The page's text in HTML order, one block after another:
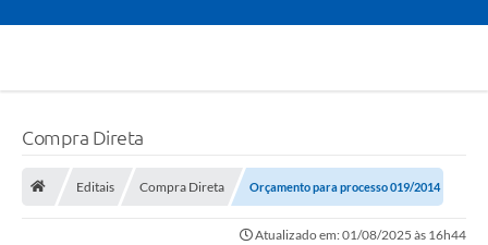
Compra Direta
Editais Compra Direta Orçamento para processo 019/2014
Atualizado em: 01/08/2025 às 16h44